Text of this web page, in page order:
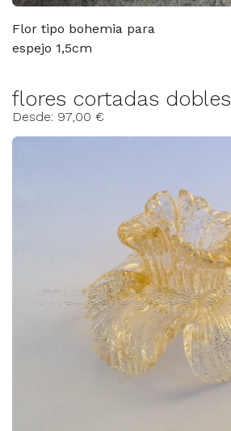
Flor tipo bohemia para
espejo 1,5cm
flores cortadas dobles
Desde: 97,00 €